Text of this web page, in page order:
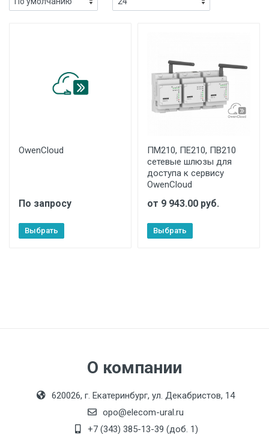
OwenCloud
По запросу
Выбрать
ПМ210, ПЕ210, ПВ210
сетевые шлюзы для
доступа к сервису
OwenCloud
от 9 943.00 руб.
Выбрать
О компании
620026, г. Екатеринбург, ул. Декабристов, 14
opo@elecom-ural.ru
+7 (343) 385-13-39 (доб. 1)